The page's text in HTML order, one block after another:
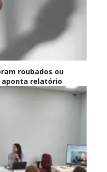
roubados ou
aponta relatório